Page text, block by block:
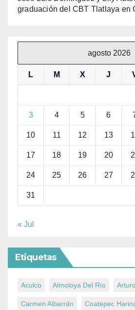
graduación del CBT Tlatlaya en
agosto 2026
L M X J
3 4 5 6
10 11 12 13
17 18 19 20
24 25 26 27
31
« Jul
Etiquetas
Aculco Almoloya Del Río
Carmen Albarrán Coatepec